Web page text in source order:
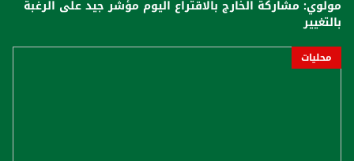
مولوي: مشاركة الخارج بالاقتراع اليوم مؤشر جيد على الرغبة
بالتغيير
محليات